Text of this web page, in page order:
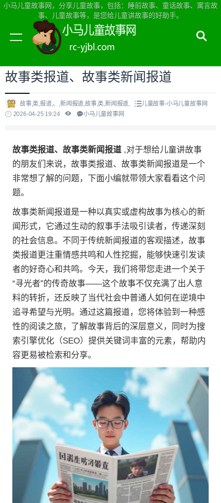
小马儿童故事网，分享儿童故事，包括：睡前故事、童话故事、寓言故
事、儿童故事等，是您给儿童讲故事的好助手。
当前位置：小马儿童故事网首页>儿童故事
故事类报道、故事类新闻报道
故事,类,报道,、,新闻报道,故事,类,新闻报道,
儿童故事-小马儿童故事网
2026-04-25 19:24
小马儿童故事网
故事类报道、故事类新闻报道 ,对于想给儿童讲故事
的朋友们来说，故事类报道、故事类新闻报道是一个
非常想了解的问题，下面小编就带领大家看看这个问
题。
故事类新闻报道是一种以真实或虚构故事为核心的新
闻形式，它通过生动的叙事手法吸引读者，传递深刻
的社会信息。不同于传统新闻报道的客观描述，故事
类报道更注重情感共鸣和人性挖掘，能够快速引发读
者的好奇心和共鸣。今天，我们将带您走进一个关于
“寻光者”的传奇故事——这个故事不仅充满了出人意
料的转折，还反映了当代社会中普通人如何在逆境中
追寻希望与光明。通过这篇报道，您将体验到一种感
性的阅读之旅，了解故事背后的深层意义，同时为搜
索引擎优化（SEO）提供关键词丰富的元素，帮助内
容更易被检索和分享。